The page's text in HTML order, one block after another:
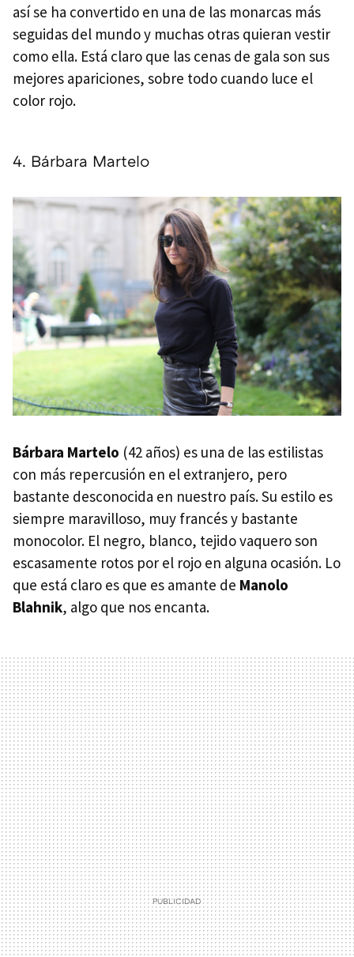
así se ha convertido en una de las monarcas más
seguidas del mundo y muchas otras quieran vestir
como ella. Está claro que las cenas de gala son sus
mejores apariciones, sobre todo cuando luce el
color rojo.
4. Bárbara Martelo
Bárbara Martelo (42 años) es una de las estilistas
con más repercusión en el extranjero, pero
bastante desconocida en nuestro país. Su estilo es
siempre maravilloso, muy francés y bastante
monocolor. El negro, blanco, tejido vaquero son
escasamente rotos por el rojo en alguna ocasión. Lo
que está claro es que es amante de Manolo
Blahnik, algo que nos encanta.